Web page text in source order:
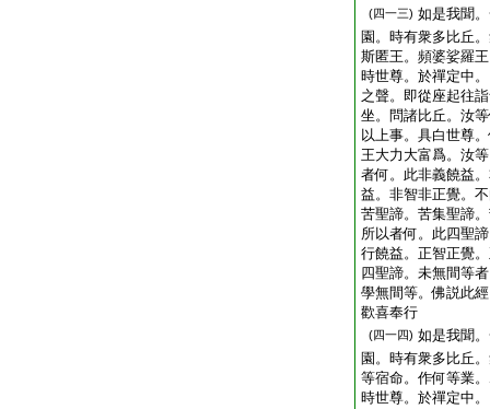
(四一三) 如是我聞
園。時有衆多比丘
斯匿王。頻婆娑羅
時世尊。於禪定中
之聲。即從座起往
坐。問諸比丘。汝
以上事。具白世尊
王大力大富爲。汝
者何。此非義饒益
益。非智非正覺。
苦聖諦。苦集聖諦
所以者何。此四聖
行饒益。正智正覺
四聖諦。未無間等
學無間等。佛説此
歡喜奉行
(四一四) 如是我聞
園。時有衆多比丘
等宿命。作何等業
時世尊。於禪定中